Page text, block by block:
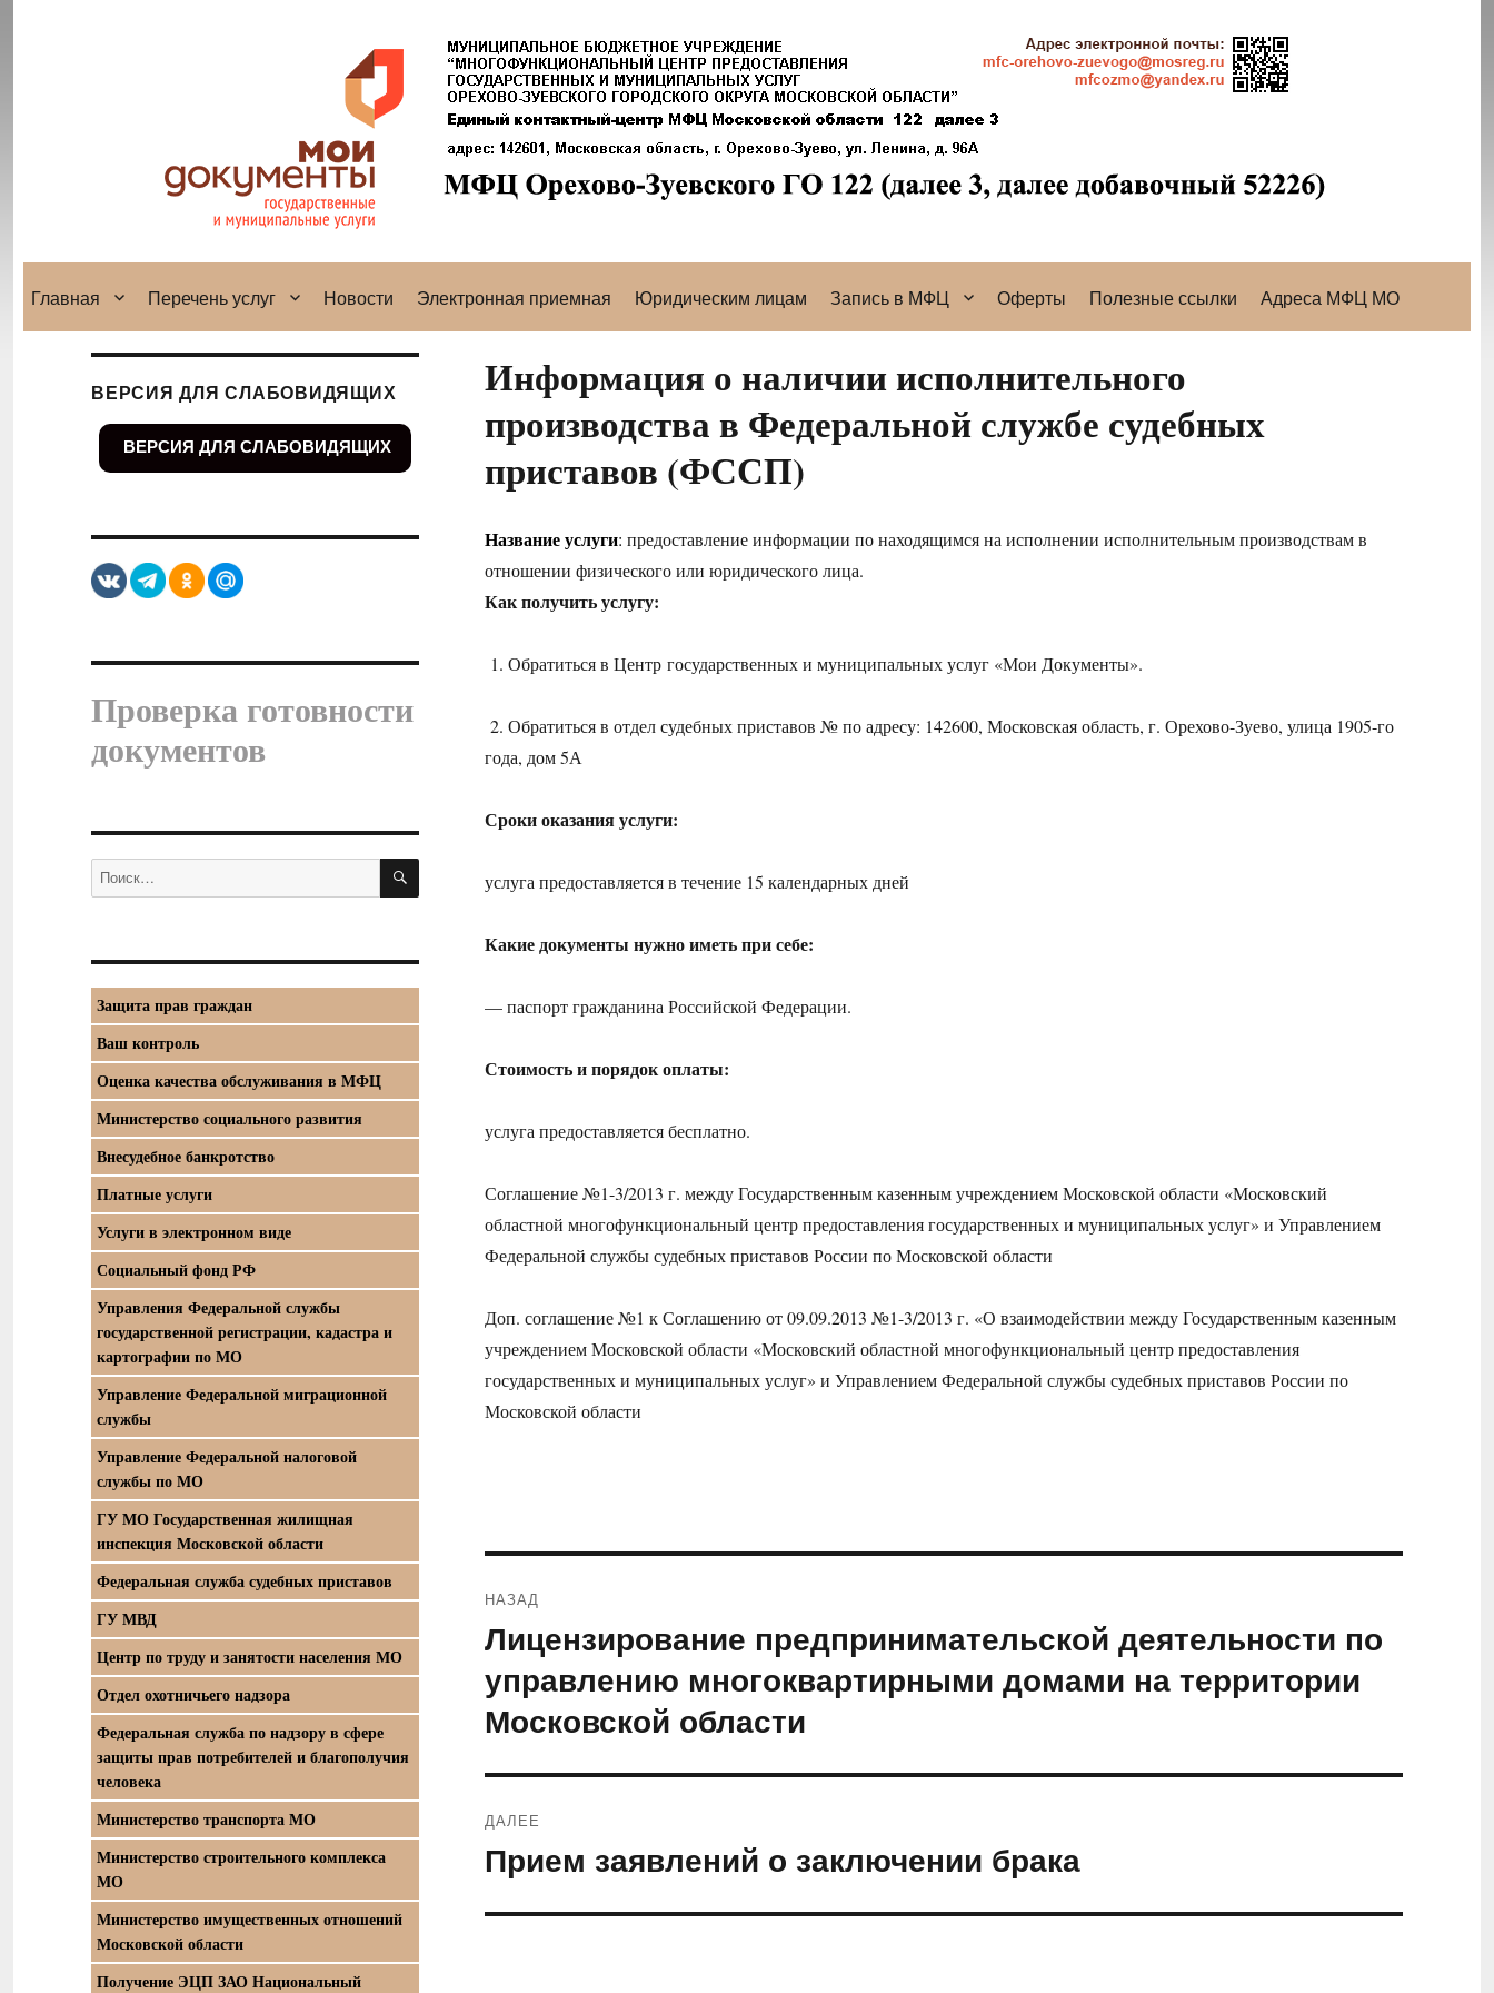
Главная Перечень услуг Новости Электронная приемная Юридическим лицам Запись в МФЦ Оферты Полезные ссылки Адреса МФЦ МО
Информация о наличии исполнительного
производства в Федеральной службе судебных
приставов (ФССП)
Название услуги: предоставление информации по находящимся на исполнении исполнительным производствам в
отношении физического или юридического лица.
Как получить услугу:
1. Обратиться в Центр государственных и муниципальных услуг «Мои Документы».
2. Обратиться в отдел судебных приставов № по адресу: 142600, Московская область, г. Орехово-Зуево, улица 1905-го
года, дом 5А
Сроки оказания услуги:
услуга предоставляется в течение 15 календарных дней
Какие документы нужно иметь при себе:
— паспорт гражданина Российской Федерации.
Стоимость и порядок оплаты:
услуга предоставляется бесплатно.
Соглашение №1-3/2013 г. между Государственным казенным учреждением Московской области «Московский
областной многофункциональный центр предоставления государственных и муниципальных услуг» и Управлением
Федеральной службы судебных приставов России по Московской области
Доп. соглашение №1 к Соглашению от 09.09.2013 №1-3/2013 г. «О взаимодействии между Государственным казенным
учреждением Московской области «Московский областной многофункциональный центр предоставления
государственных и муниципальных услуг» и Управлением Федеральной службы судебных приставов России по
Московской области
по
записям
НАЗАД
Предыдущая
запись:
Лицензирование предпринимательской деятельности по
управлению многоквартирными домами на территории
Московской области
ДАЛЕЕ
Следующая
запись:
Прием заявлений о заключении брака
ВЕРСИЯ ДЛЯ СЛАБОВИДЯЩИХ
ВЕРСИЯ ДЛЯ СЛАБОВИДЯЩИХ
Проверка готовности
документов
Искать: ПОИСК
Защита прав граждан
Ваш контроль
Оценка качества обслуживания в МФЦ
Министерство социального развития
Внесудебное банкротство
Платные услуги
Услуги в электронном виде
Социальный фонд РФ
Управления Федеральной службы
государственной регистрации, кадастра и
картографии по МО
Управление Федеральной миграционной
службы
Управление Федеральной налоговой
службы по МО
ГУ МО Государственная жилищная
инспекция Московской области
Федеральная служба судебных приставов
ГУ МВД
Центр по труду и занятости населения МО
Отдел охотничьего надзора
Федеральная служба по надзору в сфере
защиты прав потребителей и благополучия
человека
Министерство транспорта МО
Министерство строительного комплекса
МО
Министерство имущественных отношений
Московской области
Получение ЭЦП ЗАО Национальный